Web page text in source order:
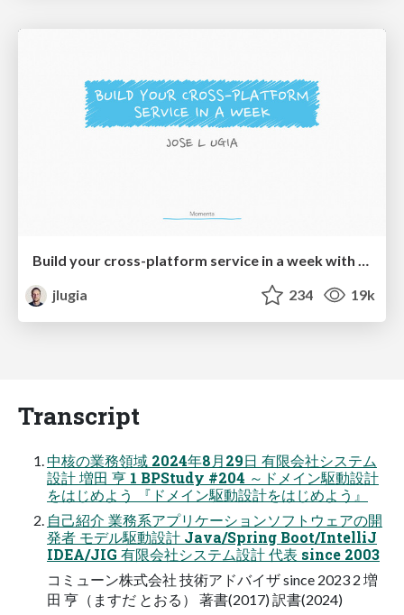
jlugia
234 19k
Transcript
中核の業務領域 2024年8月29日 有限会社システム
設計 増田 亨 1 BPStudy #204 ～ドメイン駆動設計
をはじめよう 『ドメイン駆動設計をはじめよう』
自己紹介 業務系アプリケーションソフトウェアの開
発者 モデル駆動設計 Java/Spring Boot/IntelliJ
IDEA/JIG 有限会社システム設計 代表 since 2003
コミューン株式会社 技術アドバイザ since 2023 2 増
田 亨（ますだ とおる） 著書(2017) 訳書(2024)